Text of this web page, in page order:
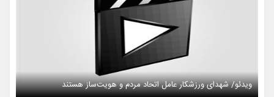
ویدئو/ شهدای ورزشکار عامل اتحاد مردم و هویت‌ساز هستند